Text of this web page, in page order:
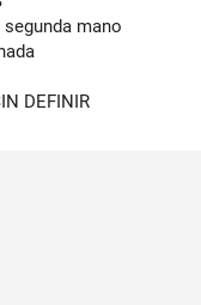
mano
DEFINIR